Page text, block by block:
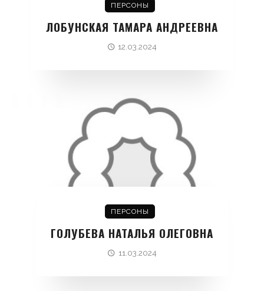
ПЕРСОНЫ
ЛОБУНСКАЯ ТАМАРА АНДРЕЕВНА
12.03.2024
ПЕРСОНЫ
ГОЛУБЕВА НАТАЛЬЯ ОЛЕГОВНА
11.03.2024